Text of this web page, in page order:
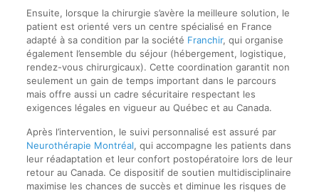
Ensuite, lorsque la chirurgie s’avère la meilleure solution, le
patient est orienté vers un centre spécialisé en France
adapté à sa condition par la société Franchir, qui organise
également l’ensemble du séjour (hébergement, logistique,
rendez-vous chirurgicaux). Cette coordination garantit non
seulement un gain de temps important dans le parcours
mais offre aussi un cadre sécuritaire respectant les
exigences légales en vigueur au Québec et au Canada.
Après l’intervention, le suivi personnalisé est assuré par
Neurothérapie Montréal, qui accompagne les patients dans
leur réadaptation et leur confort postopératoire lors de leur
retour au Canada. Ce dispositif de soutien multidisciplinaire
maximise les chances de succès et diminue les risques de